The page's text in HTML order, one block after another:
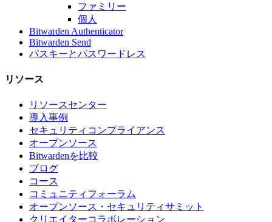
ファミリー
個人
Bitwarden Authenticator
Bitwarden Send
パスキーとパスワードレス
リソース
リソースセンター
導入事例
セキュリティコンプライアンス
オープンソース
Bitwardenを比較
ブログ
コース
コミュニティフォーラム
オープンソース・セキュリティサミット
クリエイターコラボレーション